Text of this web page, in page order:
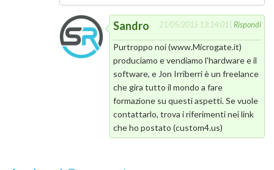
Sandro 21/05/2015 13:14:01 | Rispondi
Purtroppo noi (www.Microgate.it)
produciamo e vendiamo l'hardware e il
software, e Jon Irriberri è un freelance
che gira tutto il mondo a fare
formazione su questi aspetti. Se vuole
contattarlo, trova i riferimenti nei link
che ho postato (custom4.us)